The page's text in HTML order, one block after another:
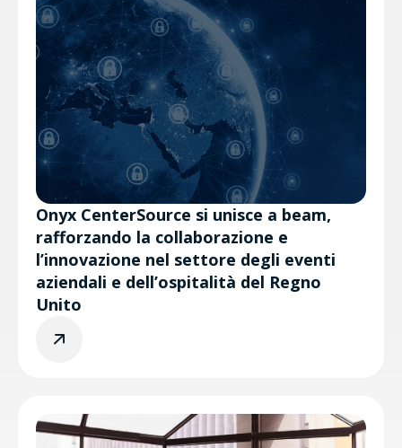
Onyx CenterSource si unisce a beam,
rafforzando la collaborazione e
l’innovazione nel settore degli eventi
aziendali e dell’ospitalità del Regno
Unito